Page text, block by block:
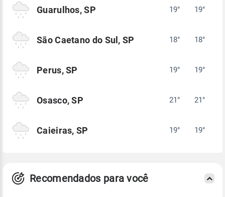
Guarulhos, SP 19° 19°
São Caetano do Sul, SP 18° 18°
Perus, SP 19° 19°
Osasco, SP 21° 21°
Caieiras, SP 19° 19°
Recomendados para você